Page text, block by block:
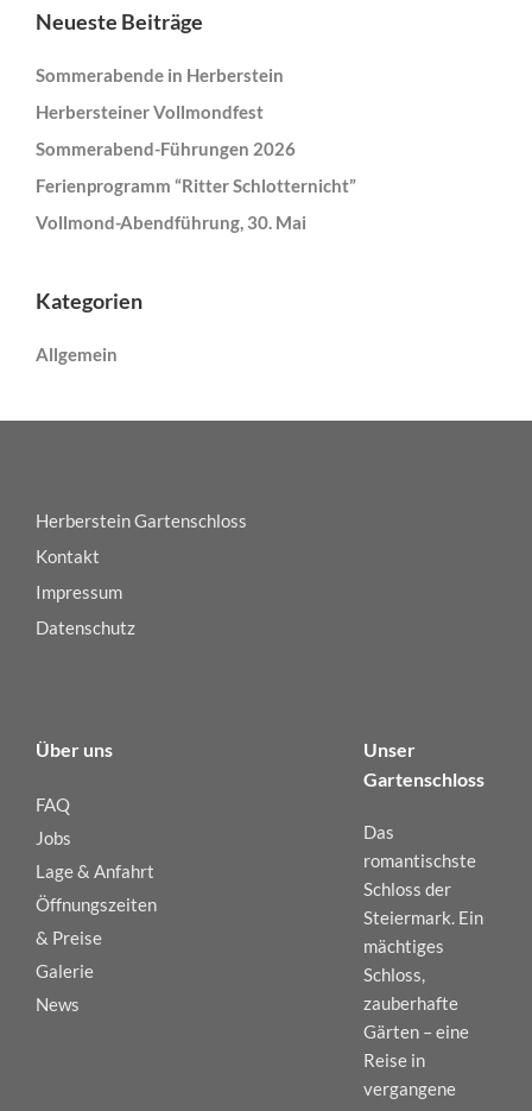
Neueste Beiträge
Sommerabende in Herberstein
Herbersteiner Vollmondfest
Sommerabend-Führungen 2026
Ferienprogramm “Ritter Schlotternicht”
Vollmond-Abendführung, 30. Mai
Kategorien
Allgemein
Herberstein Gartenschloss
Kontakt
Impressum
Datenschutz
Über uns
FAQ
Jobs
Lage & Anfahrt
Öffnungszeiten
& Preise
Galerie
News
Unser
Gartenschloss
Das
romantischste
Schloss der
Steiermark. Ein
mächtiges
Schloss,
zauberhafte
Gärten – eine
Reise in
vergangene